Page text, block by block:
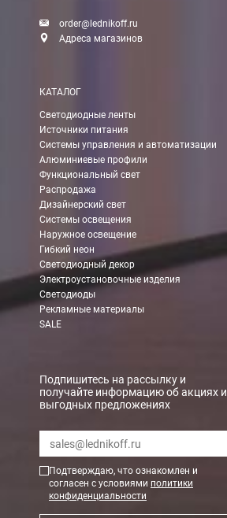
order@lednikoff.ru
Адреса магазинов
КАТАЛОГ
Светодиодные ленты
Источники питания
Системы управления и автоматизации
Алюминиевые профили
Функциональный свет
Распродажа
Дизайнерский свет
Системы освещения
Наружное освещение
Гибкий неон
Светодиодный декор
Электроустановочные изделия
Светодиоды
Рекламные материалы
SALE
Подпишитесь на рассылку и
получайте информацию об акциях и
выгодных предложениях
Подтверждаю, что ознакомлен и
согласен с условиями политики
конфиденциальности